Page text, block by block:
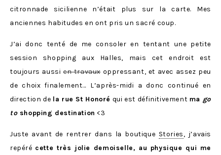
citronnade sicilienne n’était plus sur la carte. Mes
anciennes habitudes en ont pris un sacré coup.
J’ai donc tenté de me consoler en tentant une petite
session shopping aux Halles, mais cet endroit est
toujours aussi en travaux oppressant, et avec assez peu
de choix finalement… L’après-midi a donc continué en
direction de la rue St Honoré qui est définitivement ma go
toshopping destination <3
Juste avant de rentrer dans la boutique Stories, j’avais
repéré cette très jolie demoiselle, au physique qui me